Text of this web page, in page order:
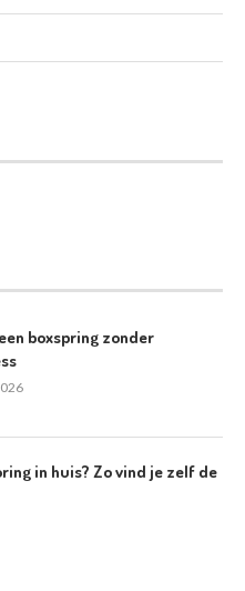
boxspring zonder
in huis? Zo vind je zelf de